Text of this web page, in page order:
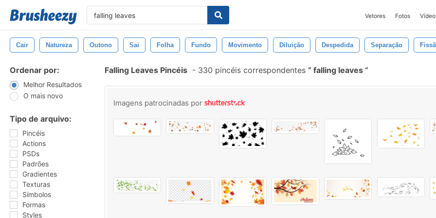
Vetores Fotos Vídeo
Cair Natureza Outono Sai Folha Fundo Movimento Diluição Despedida Separação
Ordenar por:
Melhor Resultados
O mais novo
Tipo de arquivo:
Pincéis
Actions
PSDs
Padrões
Gradientes
Texturas
Símbolos
Formas
Styles
Falling Leaves Pincéis - 330 pincéis correspondentes falling leaves
Imagens patrocinadas por